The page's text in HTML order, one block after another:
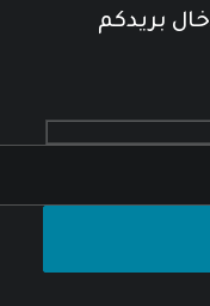
بريدكم